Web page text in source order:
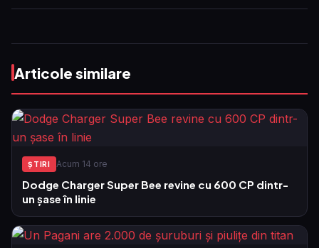
Articole similare
ŞTIRI Acum 14 ore
Dodge Charger Super Bee revine cu 600 CP dintr-
un șase în linie